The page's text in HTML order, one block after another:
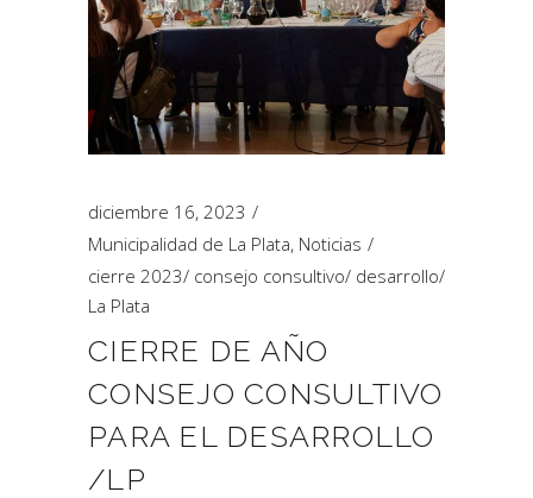
diciembre 16, 2023
Municipalidad de La Plata, Noticias
cierre 2023/ consejo consultivo/ desarrollo/
La Plata
CIERRE DE AÑO
CONSEJO CONSULTIVO
PARA EL DESARROLLO
/LP